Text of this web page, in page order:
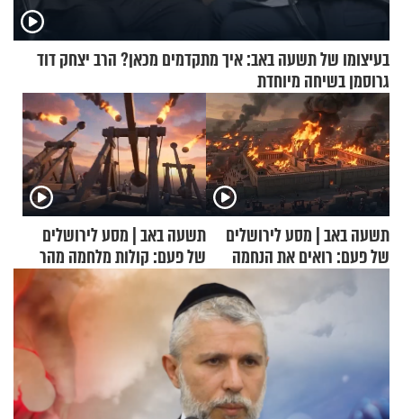
בעיצומו של תשעה באב: איך מתקדמים מכאן? הרב יצחק דוד
גרוסמן בשיחה מיוחדת
תשעה באב | מסע לירושלים
של פעם: רואים את הנחמה
תשעה באב | מסע לירושלים
של פעם: קולות מלחמה מהר
הזיתים